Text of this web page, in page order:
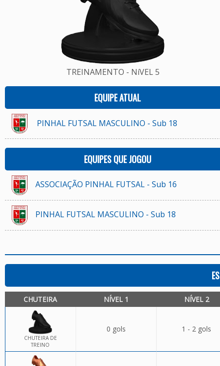
TREINAMENTO - NíVEL 5
EQUIPE ATUAL
PINHAL FUTSAL MASCULINO - Sub 18
EQUIPES QUE JOGOU
ASSOCIAÇÃO PINHAL FUTSAL - Sub 16
PINHAL FUTSAL MASCULINO - Sub 18
CHUTEIRA NÍVEL 1 NÍVEL 2
CHUTEIRA DE
TREINO
0 gols 1 - 2 gols